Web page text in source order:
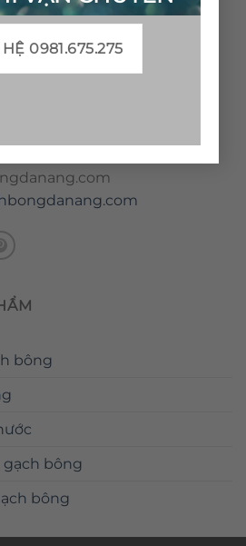
0981.675.275
GẠCH BÔNG VIỆT NAM
Xã Đức Chánh, Huyện Mộ
Tỉnh Quảng Ngãi, Việt Nam
bông
bông
bông